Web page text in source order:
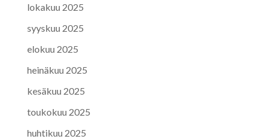
lokakuu 2025
syyskuu 2025
elokuu 2025
heinäkuu 2025
kesäkuu 2025
toukokuu 2025
huhtikuu 2025